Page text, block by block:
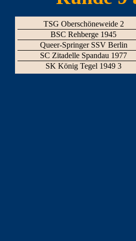
TSG Oberschöneweide 2
BSC Rehberge 1945
Queer-Springer SSV Berlin
SC Zitadelle Spandau 1977
SK König Tegel 1949 3